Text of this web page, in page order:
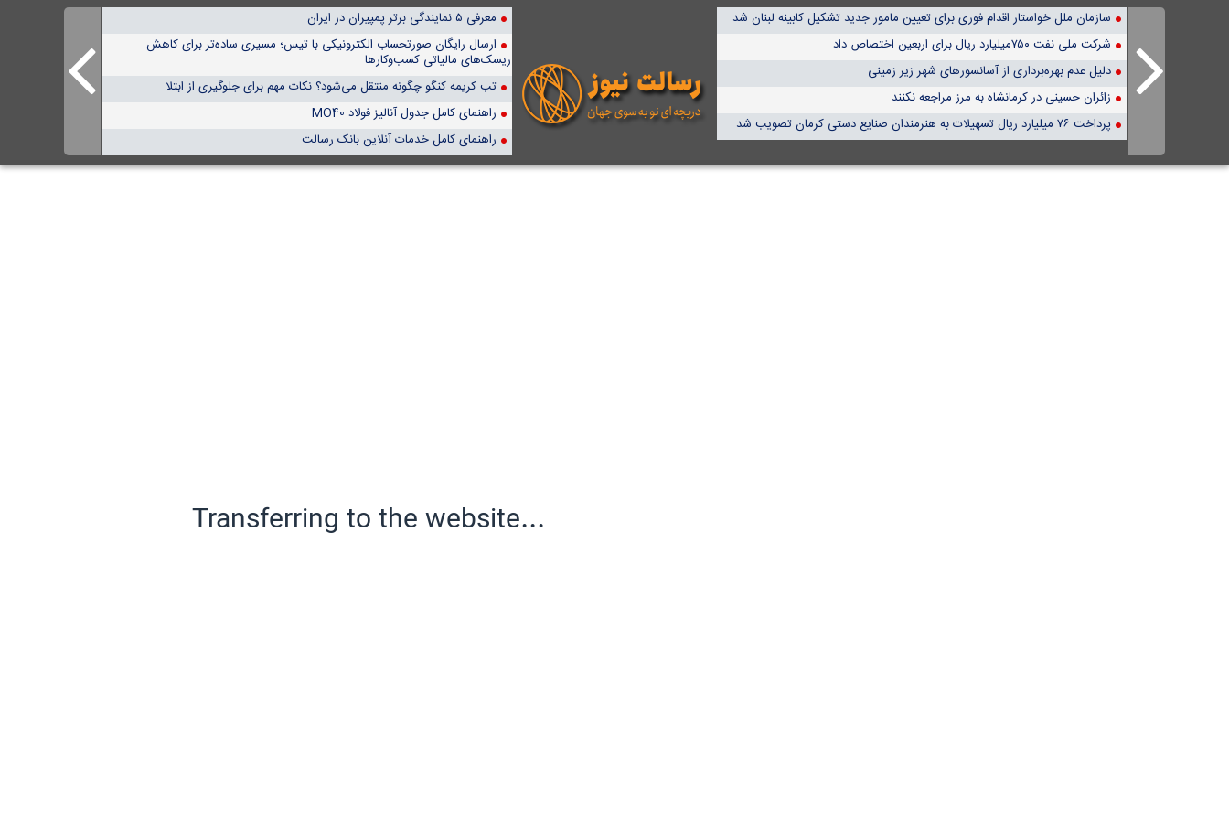
سازمان ملل خواستار اقدام فوری برای تعیین مامور جدید تشکیل کابینه لبنان شد
شرکت ملی نفت ۷۵۰میلیارد ریال برای اربعین اختصاص داد
دلیل عدم بهره‌برداری از آسانسورهای شهر زیر زمینی
زائران حسینی در کرمانشاه به مرز مراجعه نکنند
پرداخت ۷۶ میلیارد ریال تسهیلات به هنرمندان صنایع دستی کرمان تصویب شد
معرفی ۵ نمایندگی برتر پمپیران در ایران
ارسال رایگان صورتحساب الکترونیکی با تیس؛ مسیری ساده‌تر برای کاهش
ریسک‌های مالیاتی کسب‌وکارها
تب کریمه کنگو چگونه منتقل می‌شود؟ نکات مهم برای جلوگیری از ابتلا
راهنمای کامل جدول آنالیز فولاد MO40
راهنمای کامل خدمات آنلاین بانک رسالت